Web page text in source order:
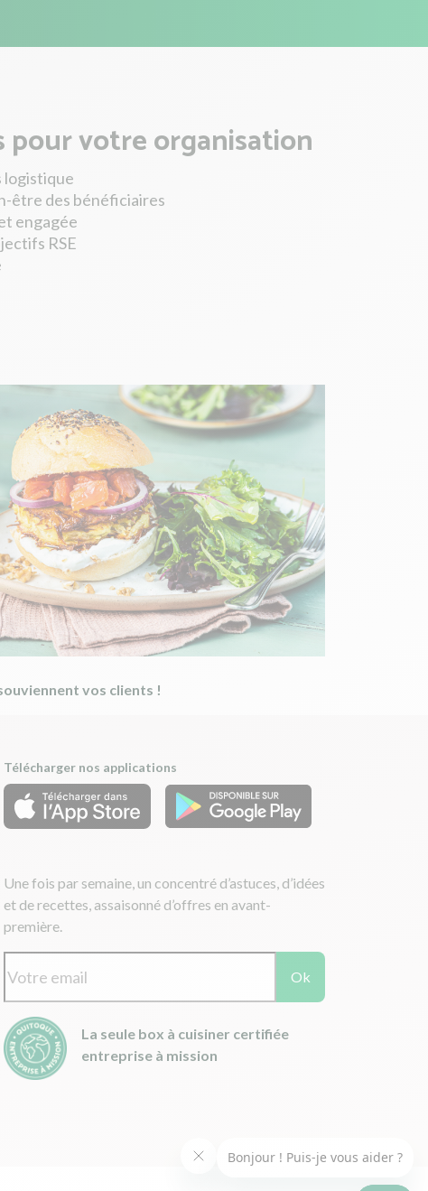
pour votre organisation
logistique
être des bénéficiaires
engagée
RSE
vos clients !
Télécharger nos applications
Une fois par semaine, un concentré d’astuces, d’idées
et de recettes, assaisonné d’offres en avant-
première.
Ok
La seule box à cuisiner certifiée
entreprise à mission